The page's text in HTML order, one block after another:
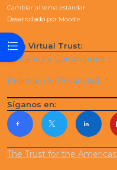
Abrir índice del curso
Cambiar al tema estándar
Desarrollado por Moodle
Aula Virtual Trust:
Términos y Condiciones
Políticas de Privacidad
Síganos en:
The Trust for the Americas